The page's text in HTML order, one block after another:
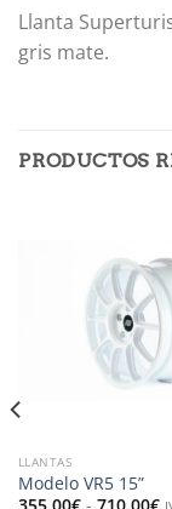
Llanta
gris mate.
PRODUCTOS
LLANTAS
Modelo VR5 15”